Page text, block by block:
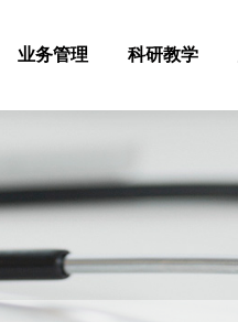
业务管理 科研教学